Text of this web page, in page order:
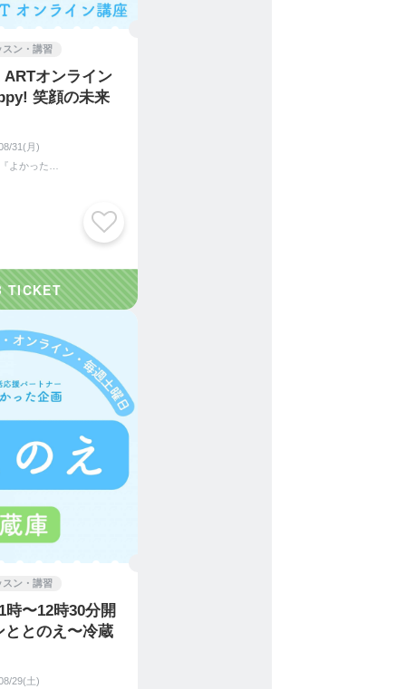
スン・講習
ARTオンライン
笑顔の未来
31(月)
生活応援パートナー『よかった企画』
スン・講習
時〜12時30分開
ととのえ〜冷蔵
29(土)